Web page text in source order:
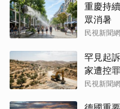
重慶持
眾消暑
民視新聞網
罕見起
家遭控罪
民視新聞網